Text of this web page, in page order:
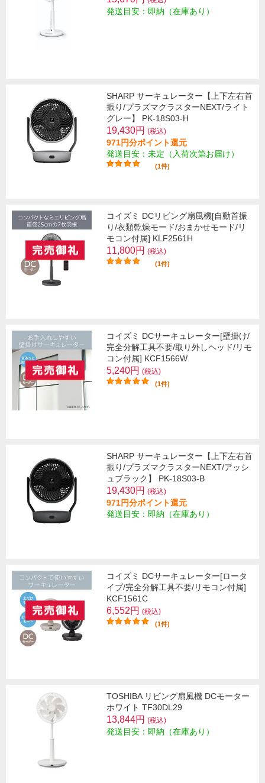
発送目安：即納（在庫あり）
SHARP サーキュレーター【上下左右首
振り/プラズマクラスターNEXT/ライト
グレー】 PK-18S03-H
19,430円 (税込)
971円分ポイント還元
発送目安：未定（入荷次第お届け）
(1件)
コイズミ DCリビング扇風機[自動首振
り/衣類乾燥モード/おまかせモード/リ
モコン付属] KLF2561H
11,800円 (税込)
(1件)
コイズミ DCサーキュレーター[壁掛け/
完全分解工具不要/取り外しヘッド/リモ
コン付属] KCF1566W
5,240円 (税込)
(1件)
SHARP サーキュレーター【上下左右首
振り/プラズマクラスターNEXT/アッシ
ュブラック】 PK-18S03-B
19,430円 (税込)
971円分ポイント還元
発送目安：即納（在庫あり）
コイズミ DCサーキュレーター[ロータ
イプ/完全分解工具不要/リモコン付属]
KCF1561C
6,552円 (税込)
(1件)
TOSHIBA リビング扇風機 DCモーター
ホワイト TF30DL29
13,844円 (税込)
発送目安：即納（在庫あり）